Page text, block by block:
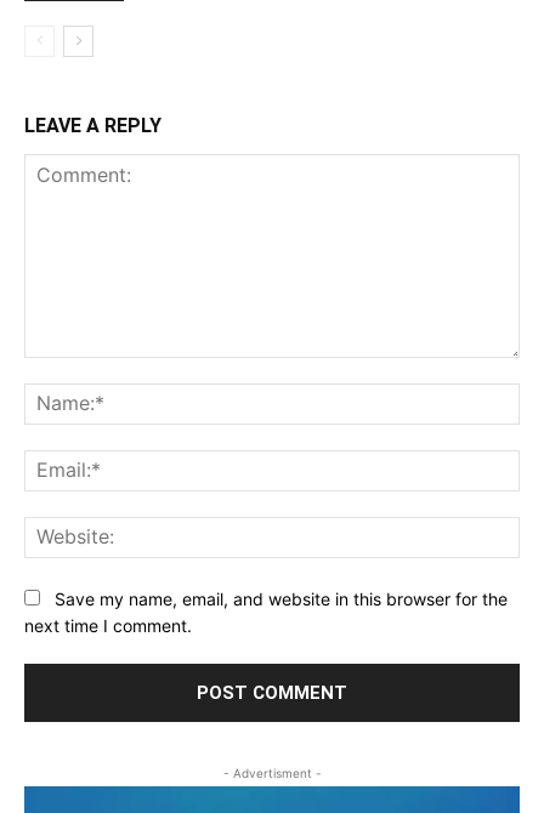
LEAVE A REPLY
Save my name, email, and website in this browser for the
next time I comment.
- Advertisment -